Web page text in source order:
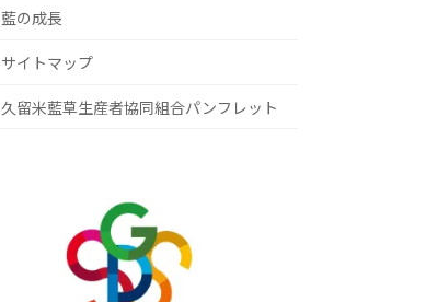
藍の成長
サイトマップ
久留米藍草生産者協同組合パンフレット